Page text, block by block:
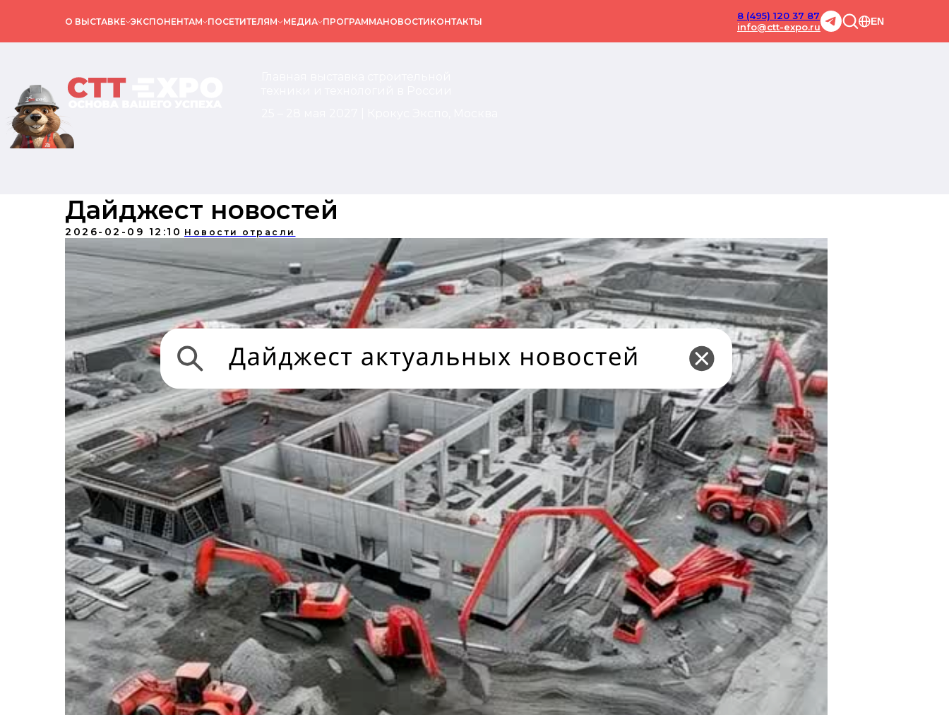
О ВЫСТАВКЕ ЭКСПОНЕНТАМ ПОСЕТИТЕЛЯМ МЕДИА ПРОГРАММАНОВОСТИКОНТАКТЫ
8 (495) 120 37 87
info@ctt-expo.ru
EN
Дайджест новостей
2026-02-09 12:10 Новости отрасли